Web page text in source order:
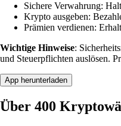
Sichere Verwahrung:
Krypto ausgeben:
Prämien verdienen:
Wichtige Hinweise:
und Steuerpflichten auslösen.
App herunterladen
Über 400